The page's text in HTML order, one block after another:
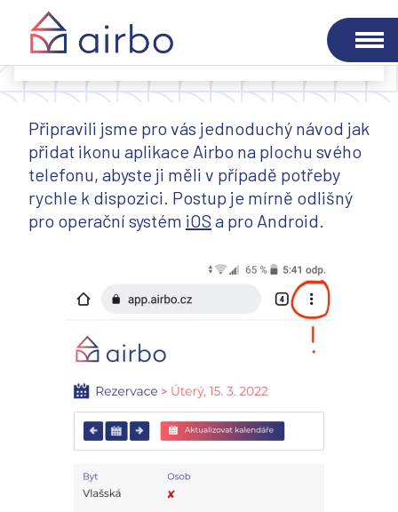
Airbo do mobilu Android
Připravili jsme pro vás jednoduchý návod jak
přidat ikonu aplikace Airbo na plochu svého
telefonu, abyste ji měli v případě potřeby
rychle k dispozici. Postup je mírně odlišný
pro operační systém iOS a pro Android.